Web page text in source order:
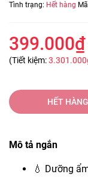
Tình trạng: Hết hàng
399.000₫
(Tiết kiệm:
HẾT HÀNG
Mô tả ngắn
💧 Dưỡng